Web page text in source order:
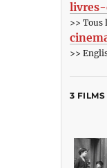
>> Tous
>>
3